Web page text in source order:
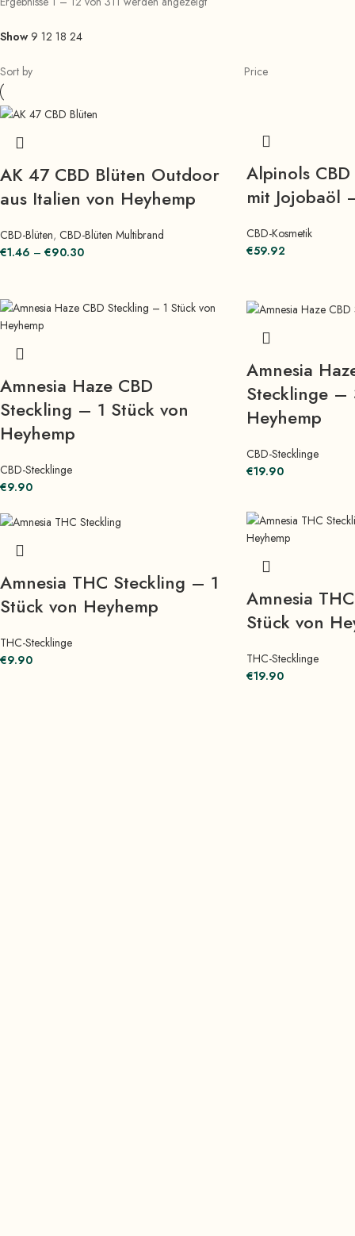
Show 9 12 18 24
Sort by Price
AK 47 CBD Blüten Outdoor
aus Italien von Heyhemp
CBD-Blüten, CBD-Blüten Multibrand
€1.46 – €90.30
Alpinols
mit Jojobaöl
CBD-Kosmetik
€59.92
Amnesia Haze CBD
Steckling – 1 Stück von
Heyhemp
CBD-Stecklinge
€9.90
Amnesia
Stecklinge –
Heyhemp
CBD-Stecklinge
€19.90
Amnesia THC Steckling – 1
Stück von Heyhemp
THC-Stecklinge
€9.90
Amnesia
Stück von
THC-Stecklinge
€19.90